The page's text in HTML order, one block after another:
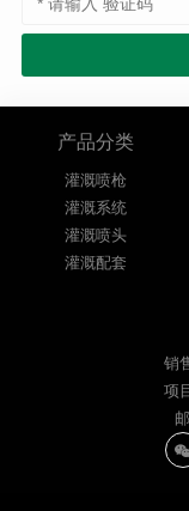
产品分类
灌溉喷枪
灌溉系统
灌溉喷头
灌溉配套
销
项